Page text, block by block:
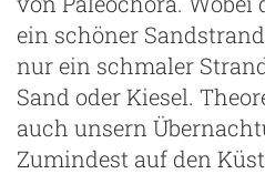
ein schöner
nur ein schmaler
Sand oder Kiesel.
auch unsern
Zumindest auf den